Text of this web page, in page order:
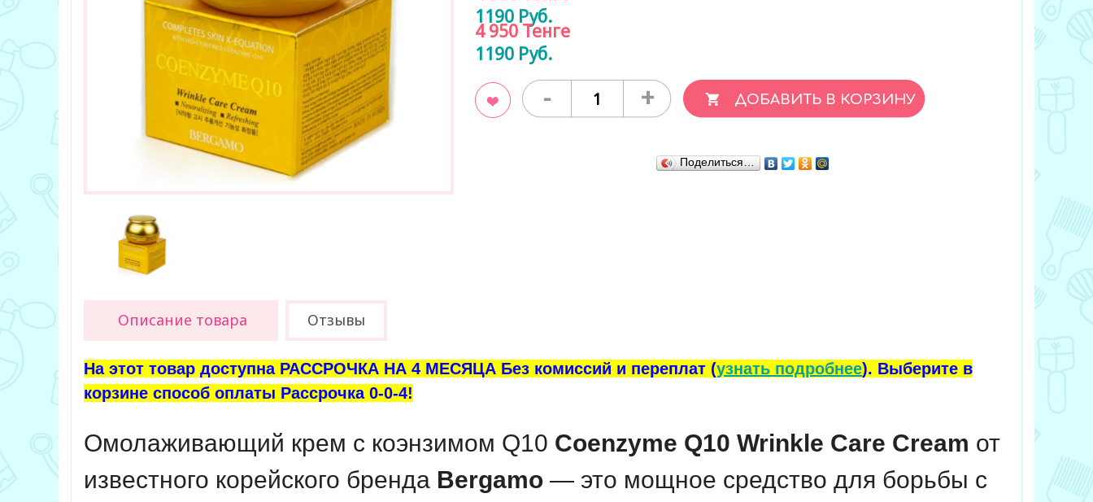
1190 Руб.
4 950 Тенге
1190 Руб.
- +
Поделиться…
Описание товара Отзывы
На этот товар доступна РАССРОЧКА НА 4 МЕСЯЦА Без комиссий и переплат (узнать подробнее). Выберите в
корзине способ оплаты Рассрочка 0-0-4!
Омолаживающий крем с коэнзимом Q10 Coenzyme Q10 Wrinkle Care Cream от
известного корейского бренда Bergamo — это мощное средство для борьбы с